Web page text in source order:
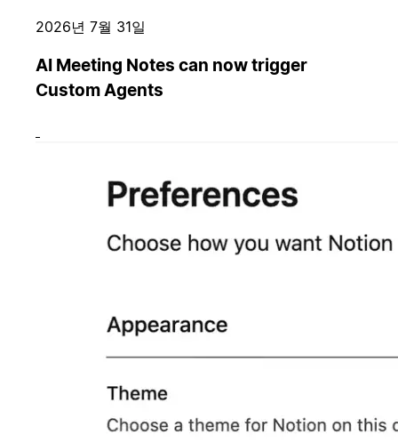
2026년 7월 31일
AI Meeting Notes can now trigger
Custom Agents